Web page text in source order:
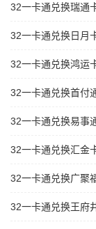
32一卡通兑换瑞通
32一卡通兑换日月
32一卡通兑换鸿运
32一卡通兑换首付
32一卡通兑换易事
32一卡通兑换汇金
32一卡通兑换广聚
32一卡通兑换王府